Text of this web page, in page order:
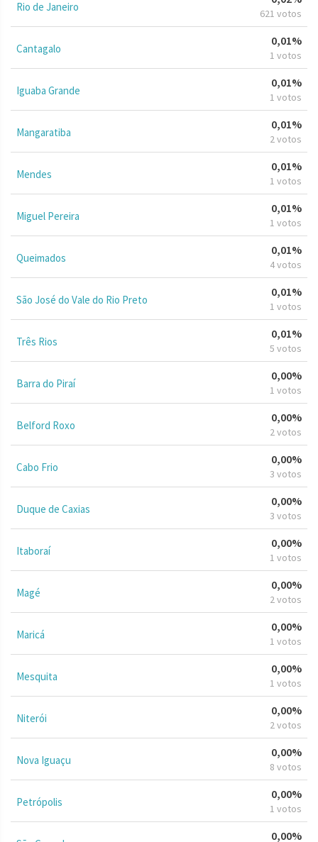
Rio de Janeiro 621 votos
Cantagalo
0,01%
1 votos
Iguaba Grande
0,01%
1 votos
Mangaratiba
0,01%
2 votos
Mendes
0,01%
1 votos
Miguel Pereira
0,01%
1 votos
Queimados
0,01%
4 votos
São José do Vale do Rio Preto
0,01%
1 votos
Três Rios
0,01%
5 votos
Barra do Piraí
0,00%
1 votos
Belford Roxo
0,00%
2 votos
Cabo Frio
0,00%
3 votos
Duque de Caxias
0,00%
3 votos
Itaboraí
0,00%
1 votos
Magé
0,00%
2 votos
Maricá
0,00%
1 votos
Mesquita
0,00%
1 votos
Niterói
0,00%
2 votos
Nova Iguaçu
0,00%
8 votos
Petrópolis
0,00%
1 votos
0,00%